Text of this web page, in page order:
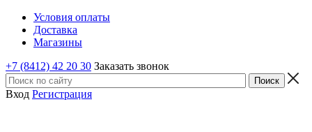
Условия оплаты
Доставка
Магазины
+7 (8412) 42 20 30 Заказать звонок
Вход Регистрация